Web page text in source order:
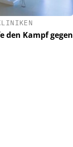
den Kampf gegen